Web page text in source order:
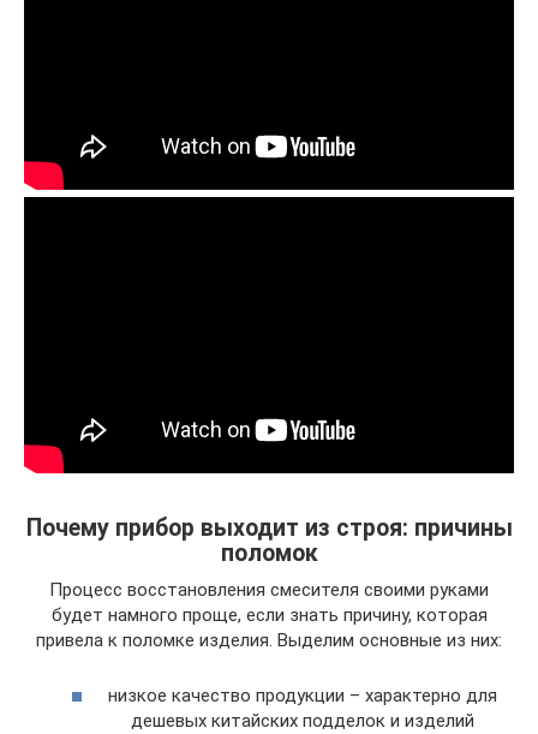
Почему прибор выходит из строя: причины
поломок
Процесс восстановления смесителя своими руками
будет намного проще, если знать причину, которая
привела к поломке изделия. Выделим основные из них:
низкое качество продукции – характерно для
дешевых китайских подделок и изделий